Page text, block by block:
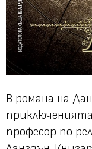
В романа на
професор по